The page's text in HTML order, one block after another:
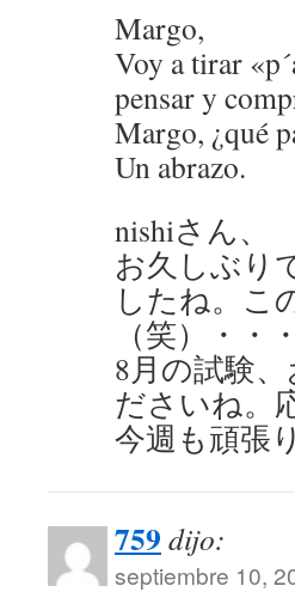
Margo,
Voy a tirar
pensar y
Margo, ¿qué
Un abrazo.
nishiさん、
お久しぶり
したね。こ
（笑）・
8月の試験
ださいね。
今週も頑張
759 dijo:
septiembre 10,